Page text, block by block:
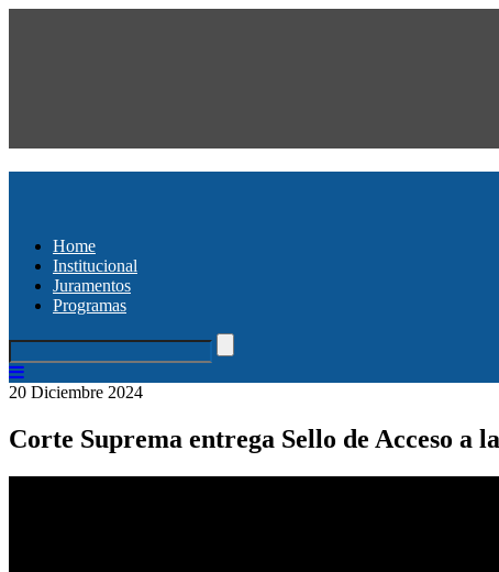
Home
Institucional
Juramentos
Programas
20 Diciembre 2024
Corte Suprema entrega Sello de Acceso a